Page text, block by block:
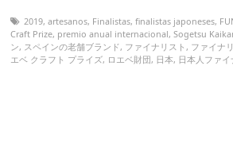
2019,artesanos, Finalistas,finalistas japoneses,
Craft Prize, premio anual internacional,Sogetsu
ン, スペインの老舗ブランド, ファイナリスト , ファイナ
エベ クラフト プライズ, ロエベ財団, 日本, 日本人ファイ